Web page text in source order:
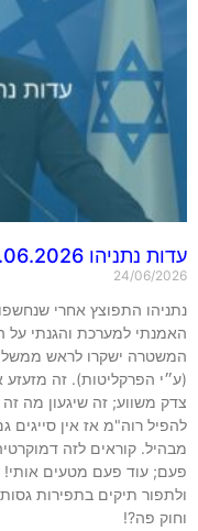
23.06.2026 – יום עדות מס' 97
24/06/
התפוצץ אחרי שנחשפו
למערכת והגנתי על
ישקרו לראש ממשלה
הפרקליטות). זה מזעזע
משווע; זה שיגעון מה זה
רוה"מ אז אין סייגים גם
קוראים לזה דמוקרטיה
עוד פעם מטעים אותי! לא
תיקים בתפירות גסות.
פה?!